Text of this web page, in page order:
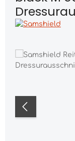
Bildergalerie